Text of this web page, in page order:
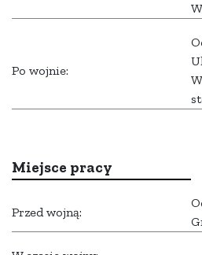
Po wojnie:
Miejsce pracy
Przed wojną: